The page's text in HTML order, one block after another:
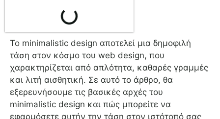
Το minimalistic design αποτελεί μια δημοφιλή
τάση στον κόσμο του web design, που
χαρακτηρίζεται από απλότητα, καθαρές γραμμές
και λιτή αισθητική. Σε αυτό το άρθρο, θα
εξερευνήσουμε τις βασικές αρχές του
minimalistic design και πώς μπορείτε να
εφαρμόσετε αυτήν την τάση στον ιστότοπό σας